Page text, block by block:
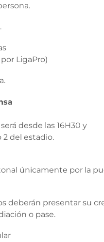
LigaPro)
desde las 16H30 y
del estadio.
únicamente por la
deberán presentar su
o pase.